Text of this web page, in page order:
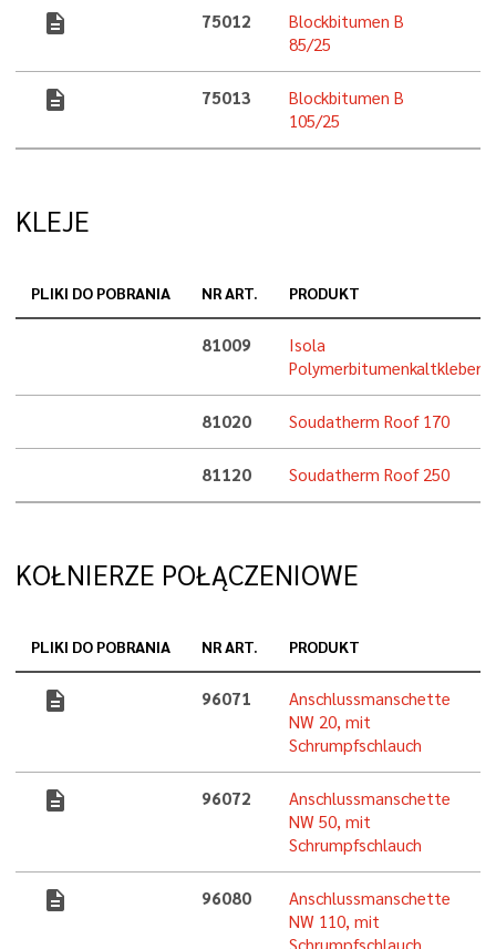
description 75012
Blockbitumen B
85/25
description 75013
Blockbitumen B
105/25
KLEJE
PLIKI DO POBRANIA NR ART. PRODUKT
81009
Isola
Polymerbitumenkaltkleber
81020 Soudatherm Roof 170
81120 Soudatherm Roof 250
KOŁNIERZE POŁĄCZENIOWE
PLIKI DO POBRANIA NR ART. PRODUKT
description 96071
Anschlussmanschette
NW 20, mit
Schrumpfschlauch
description 96072
Anschlussmanschette
NW 50, mit
Schrumpfschlauch
description 96080
Anschlussmanschette
NW 110, mit
Schrumpfschlauch